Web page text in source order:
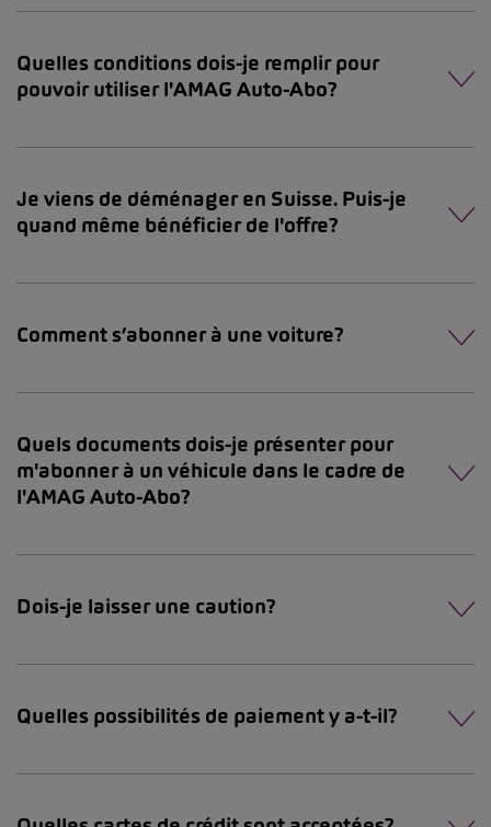
Quelles conditions dois-je remplir pour
pouvoir utiliser l'AMAG Auto-Abo?
Je viens de déménager en Suisse. Puis-je
quand même bénéficier de l'offre?
Comment s’abonner à une voiture?
Quels documents dois-je présenter pour
m'abonner à un véhicule dans le cadre de
l'AMAG Auto-Abo?
Dois-je laisser une caution?
Quelles possibilités de paiement y a-t-il?